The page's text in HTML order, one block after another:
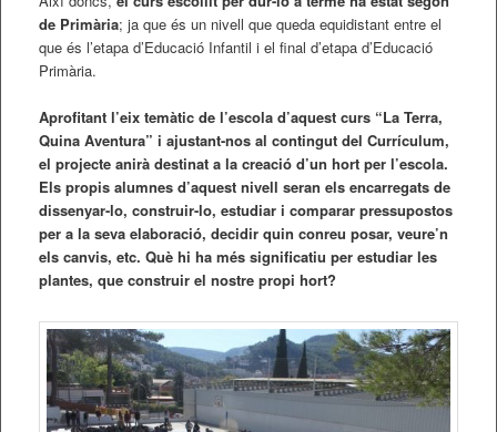
de Primària; ja que és un nivell que queda equidistant entre el
que és l’etapa d’Educació Infantil i el final d’etapa d’Educació
Primària.
Aprofitant l’eix temàtic de l’escola d’aquest curs “La Terra,
Quina Aventura” i ajustant-nos al contingut del Currículum,
el projecte anirà destinat a la creació d’un hort per l’escola.
Els propis alumnes d’aquest nivell seran els encarregats de
dissenyar-lo, construir-lo, estudiar i comparar pressupostos
per a la seva elaboració, decidir quin conreu posar, veure’n
els canvis, etc. Què hi ha més significatiu per estudiar les
plantes, que construir el nostre propi hort?